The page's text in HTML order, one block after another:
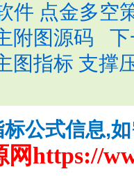
件 点金多空
附图源码
图指标 支撑
公式信息,
网https://